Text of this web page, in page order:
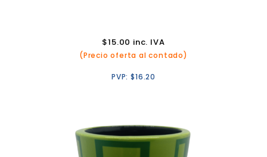
$15.00 inc. IVA
(Precio oferta al contado)
PVP:$16.20